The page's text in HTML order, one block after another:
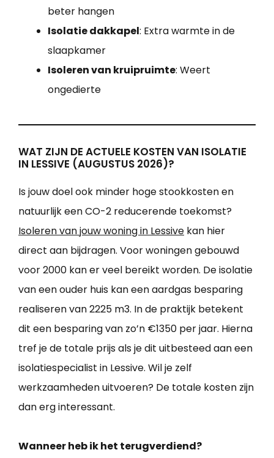
beter hangen
Isolatie dakkapel: Extra warmte in de
slaapkamer
Isoleren van kruipruimte: Weert
ongedierte
WAT ZIJN DE ACTUELE KOSTEN VAN ISOLATIE
IN LESSIVE (AUGUSTUS 2026)?
Is jouw doel ook minder hoge stookkosten en
natuurlijk een CO-2 reducerende toekomst?
Isoleren van jouw woning in Lessive kan hier
direct aan bijdragen. Voor woningen gebouwd
voor 2000 kan er veel bereikt worden. De isolatie
van een ouder huis kan een aardgas besparing
realiseren van 2225 m3. In de praktijk betekent
dit een besparing van zo’n €1350 per jaar. Hierna
tref je de totale prijs als je dit uitbesteed aan een
isolatiespecialist in Lessive. Wil je zelf
werkzaamheden uitvoeren? De totale kosten zijn
dan erg interessant.
Wanneer heb ik het terugverdiend?